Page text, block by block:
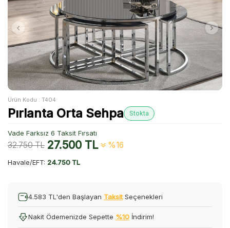
Ürün Kodu : T404
Pırlanta Orta Sehpa Stokta
Vade Farksız 6 Taksit Fırsatı
32.750TL 27.500TL %16
Havale/EFT: 24.750 TL
4.583 TL'den Başlayan Taksit Seçenekleri
Nakit Ödemenizde Sepette %10 İndirim!